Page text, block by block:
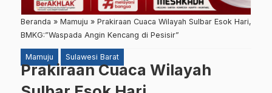
Beranda » Mamuju » Prakiraan Cuaca Wilayah Sulbar Esok Hari,
BMKG:”Waspada Angin Kencang di Pesisir”
Mamuju Sulawesi Barat
Prakiraan Cuaca Wilayah